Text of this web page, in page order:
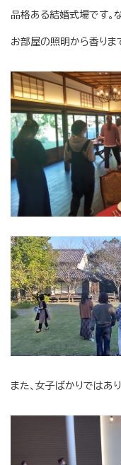
品格ある結婚式場です。
お部屋の照明から香りま
また、女子ばかりではあ